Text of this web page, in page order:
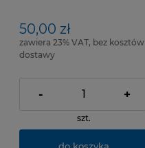
50,00 zł
zawiera 23% VAT, bez kosztów
dostawy
- +
szt.